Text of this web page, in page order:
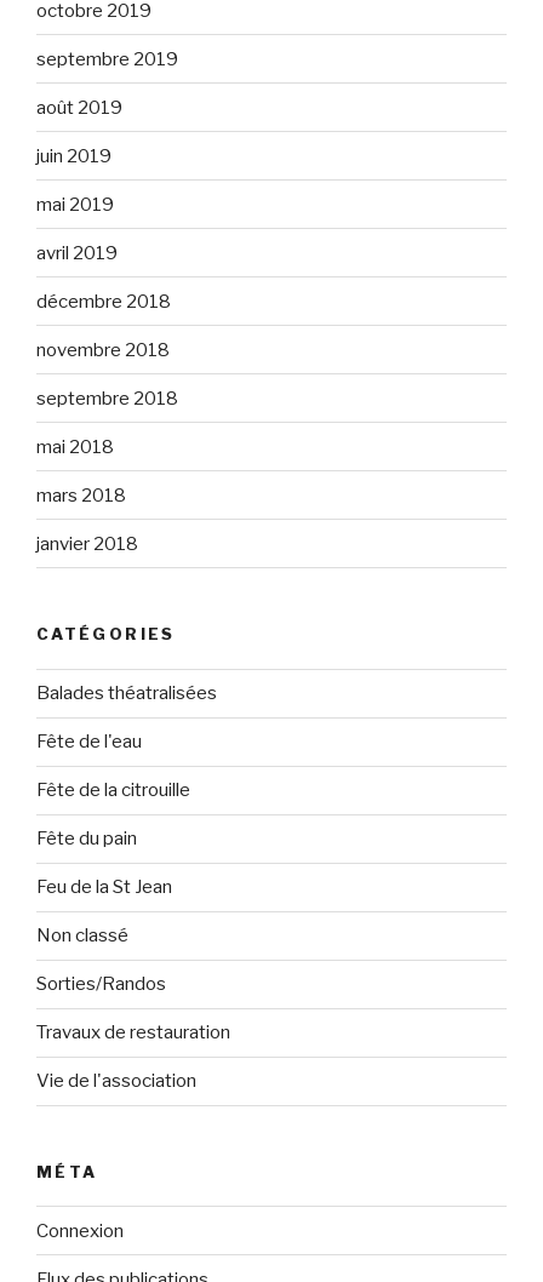
octobre 2019
septembre 2019
août 2019
juin 2019
mai 2019
avril 2019
décembre 2018
novembre 2018
septembre 2018
mai 2018
mars 2018
janvier 2018
CATÉGORIES
Balades théatralisées
Fête de l'eau
Fête de la citrouille
Fête du pain
Feu de la St Jean
Non classé
Sorties/Randos
Travaux de restauration
Vie de l'association
MÉTA
Connexion